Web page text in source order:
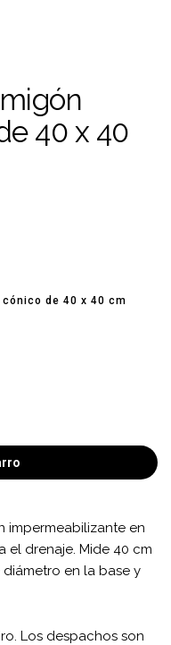
40 x 40
de 40 x 40 cm
en
el drenaje. Mide 40 cm
en la base y
Los despachos son